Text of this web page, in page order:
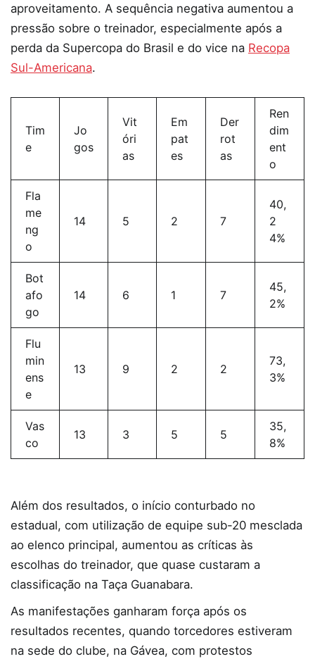
aproveitamento. A sequência negativa aumentou a
pressão sobre o treinador, especialmente após a
perda da Supercopa do Brasil e do vice na Recopa
Sul-Americana.
Tim
e
Jo
gos
Vit
óri
as
Em
pat
es
Der
rot
as
Ren
dim
ent
o
Fla
me
ng
o
14 5 2 7
40,
2
4%
Bot
afo
go
14 6 1 7
45,
2%
Flu
min
ens
e
13 9 2 2
73,
3%
Vas
co
13 3 5 5
35,
8%
Além dos resultados, o início conturbado no
estadual, com utilização de equipe sub-20 mesclada
ao elenco principal, aumentou as críticas às
escolhas do treinador, que quase custaram a
classificação na Taça Guanabara.
As manifestações ganharam força após os
resultados recentes, quando torcedores estiveram
na sede do clube, na Gávea, com protestos